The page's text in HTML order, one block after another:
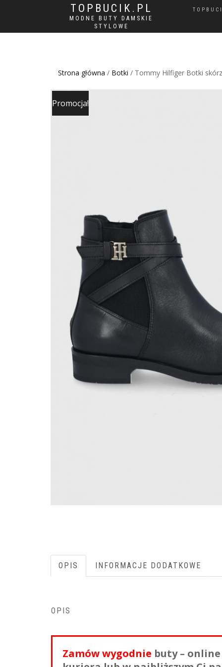
TOPBUCIK.PL
MODNE BUTY DAMSKIE
STYLOWE
Strona główna / Botki / Tommy Hilfiger Botki
Promocja!
OPIS INFORMACJE DODATKOWE
OPIS
Zamów wygodnie buty –